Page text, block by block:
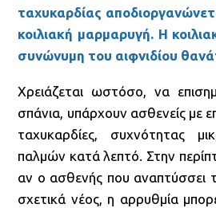
ταχυκαρδίας
κοιλιακή μαρμαρυγή. Η
συνώνυμη του αιφνιδίου
Χρειάζεται ωστόσο, να
σπάνια, υπάρχουν ασθενείς με
ταχυκαρδίες, συχνότητας
παλμών κατά λεπτό. Στην
αν ο ασθενής που αναπτύσσει
σχετικά νέος, η αρρυθμία